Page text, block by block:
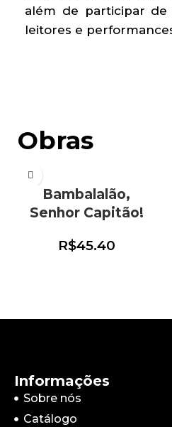
além de participar
leitores e
Obras
Bambalalão,
Senhor Capitão!
R$45.40
Informações
Sobre nós
Catálogo